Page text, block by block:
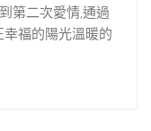
第二次愛情,通過
福的陽光溫暖的